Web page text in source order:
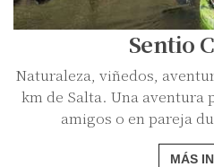
Sentio
Naturaleza, viñedos,
km de Salta. Una
amigos o en pareja
MÁS